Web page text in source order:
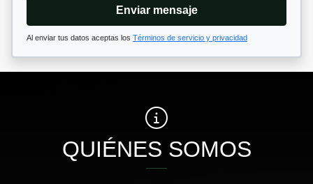
Enviar mensaje
Al enviar tus datos aceptas los Términos de servicio y privacidad
QUIÉNES SOMOS